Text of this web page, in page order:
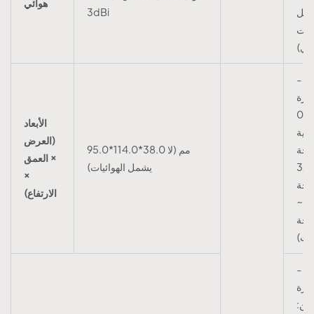
هوائي
3dBi
الأبعاد
(العرض
× العمق
×
الارتفاع)
95.0*114.0*38.0 مم (لا
يشمل الهوائيات)
- درجة
التشغيل: 0
درجة
مئوية (32
~
درجة
- درجة